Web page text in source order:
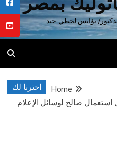
يؤانس لحظي جيد
اخترنا لك
Home
استعمال صالح لوسائل الإعلام